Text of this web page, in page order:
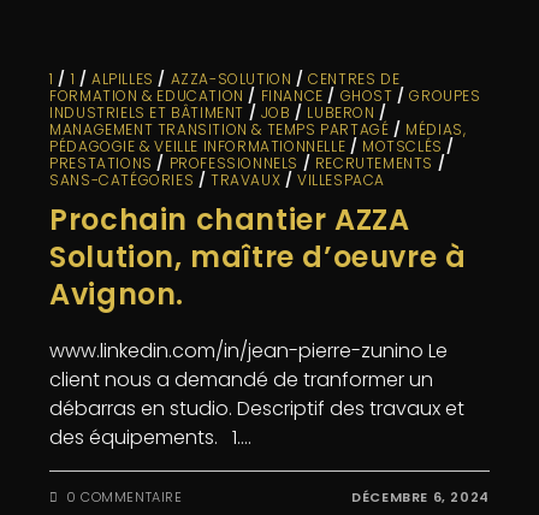
1 / 1 /ALPILLES / AZZA-SOLUTION /CENTRES DE
FORMATION & EDUCATION / FINANCE / GHOST /GROUPES
INDUSTRIELS ET BÂTIMENT / JOB / LUBERON /
MANAGEMENT TRANSITION & TEMPS PARTAGÉ / MÉDIAS,
PÉDAGOGIE & VEILLE INFORMATIONNELLE / MOTSCLÉS /
PRESTATIONS / PROFESSIONNELS / RECRUTEMENTS /
SANS-CATÉGORIES /TRAVAUX /VILLESPACA
Prochain chantier AZZA
Solution, maître d’oeuvre à
Avignon.
www.linkedin.com/in/jean-pierre-zunino Le
client nous a demandé de tranformer un
débarras en studio. Descriptif des travaux et
des équipements. 1.…
0 COMMENTAIRE DÉCEMBRE 6, 2024